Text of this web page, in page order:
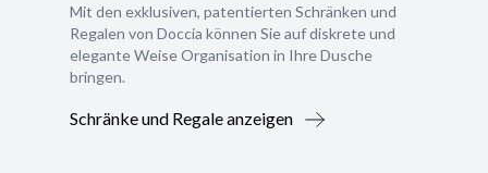
Mit den exklusiven, patentierten Schränken und
Regalen von Doccia können Sie auf diskrete und
elegante Weise Organisation in Ihre Dusche
bringen.
Schränke und Regale anzeigen